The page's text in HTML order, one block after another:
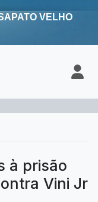
à prisão
Vini Jr